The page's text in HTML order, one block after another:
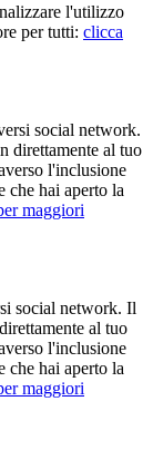
l'utilizzo
per tutti: clicca
social network.
direttamente al tuo
l'inclusione
hai aperto la
maggiori
social network. Il
al tuo
l'inclusione
hai aperto la
maggiori